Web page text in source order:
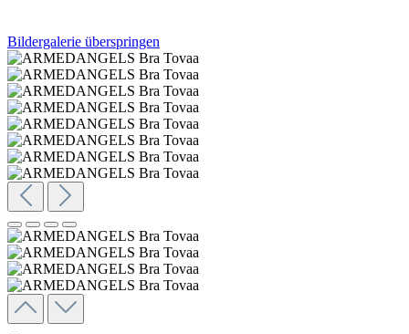
Bildergalerie überspringen